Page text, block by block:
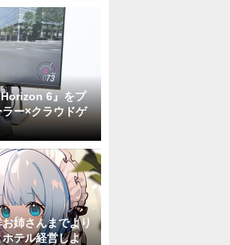
6』をプ
ー×クラウドゲ
姉さんまでより
テル経営しよ